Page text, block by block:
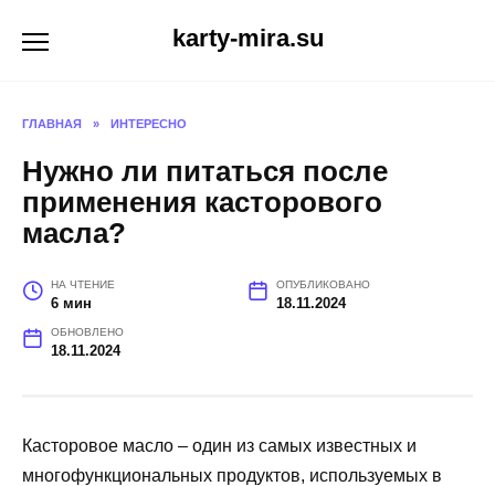
karty-mira.su
ГЛАВНАЯ » ИНТЕРЕСНО
Нужно ли питаться после
применения касторового
масла?
НА ЧТЕНИЕ
6 мин
ОПУБЛИКОВАНО
18.11.2024
ОБНОВЛЕНО
18.11.2024
Касторовое масло – один из самых известных и
многофункциональных продуктов, используемых в